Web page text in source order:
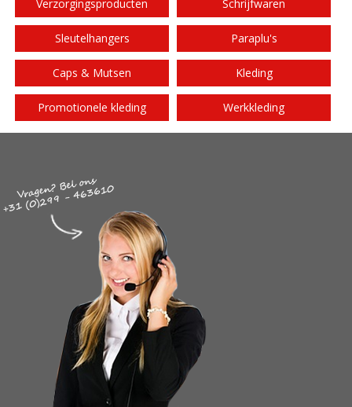
Verzorgingsproducten Schrijfwaren
Sleutelhangers Paraplu's
Caps & Mutsen Kleding
Promotionele kleding Werkkleding